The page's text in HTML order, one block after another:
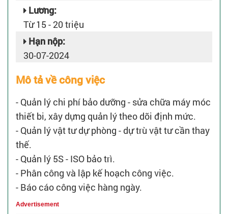
Lương:
Từ 15 - 20 triệu
Hạn nộp:
30-07-2024
Mô tả về công việc
- Quản lý chi phí bảo dưỡng - sửa chữa máy móc
thiết bi, xây dựng quản lý theo dõi định mức.
- Quản lý vật tư dự phòng - dự trù vật tư cần thay
thế.
- Quản lý 5S - ISO bảo trì.
- Phân công và lập kế hoạch công việc.
- Báo cáo công việc hàng ngày.
Advertisement